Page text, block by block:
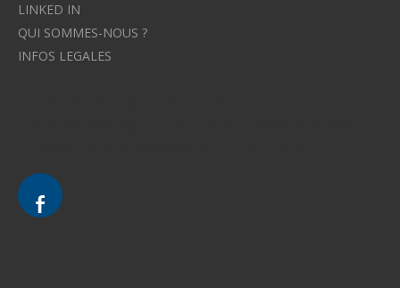
LINKED IN
QUI SOMMES-NOUS ?
INFOS LEGALES